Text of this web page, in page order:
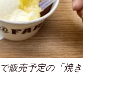
販売予定の「焼き